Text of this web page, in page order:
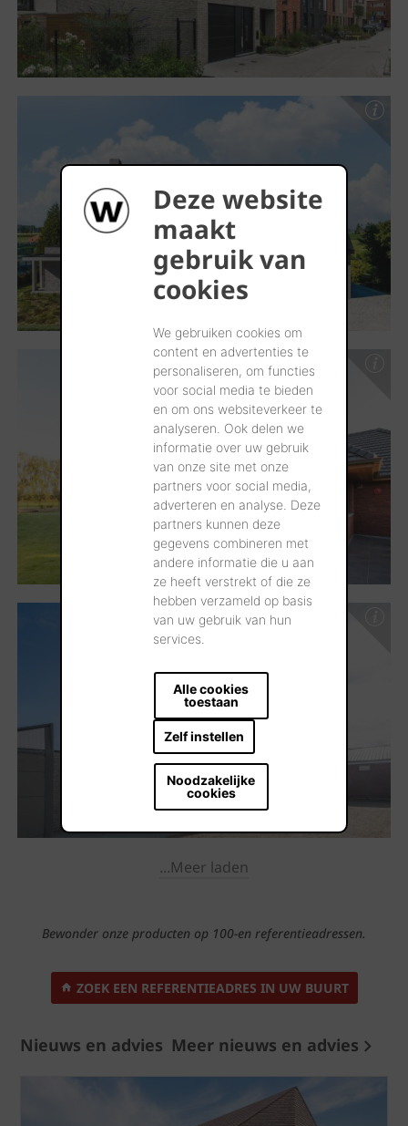
Deze website
maakt
gebruik van
cookies
We gebruiken cookies om
content en advertenties te
personaliseren, om functies
voor social media te bieden
en om ons websiteverkeer te
analyseren. Ook delen we
informatie over uw gebruik
van onze site met onze
partners voor social media,
adverteren en analyse. Deze
partners kunnen deze
gegevens combineren met
andere informatie die u aan
ze heeft verstrekt of die ze
hebben verzameld op basis
van uw gebruik van hun
services.
Alle cookies
toestaan
Zelf instellen
Noodzakelijke
cookies
...Meer laden
Bewonder onze producten op 100-en referentieadressen.
ZOEK EEN REFERENTIEADRES IN UW BUURT
Nieuws en advies Meer nieuws en advies